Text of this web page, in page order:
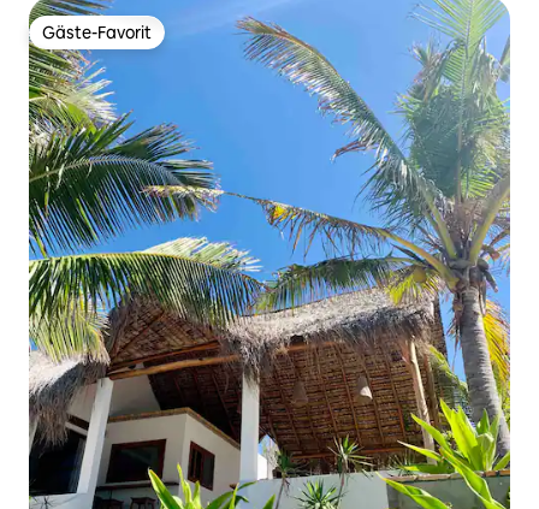
Gäste-Favorit
Gäste-Favorit